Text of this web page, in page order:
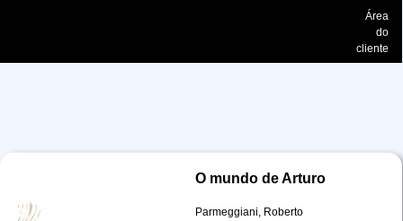
Área
do
cliente
O mundo de Arturo
Parmeggiani, Roberto